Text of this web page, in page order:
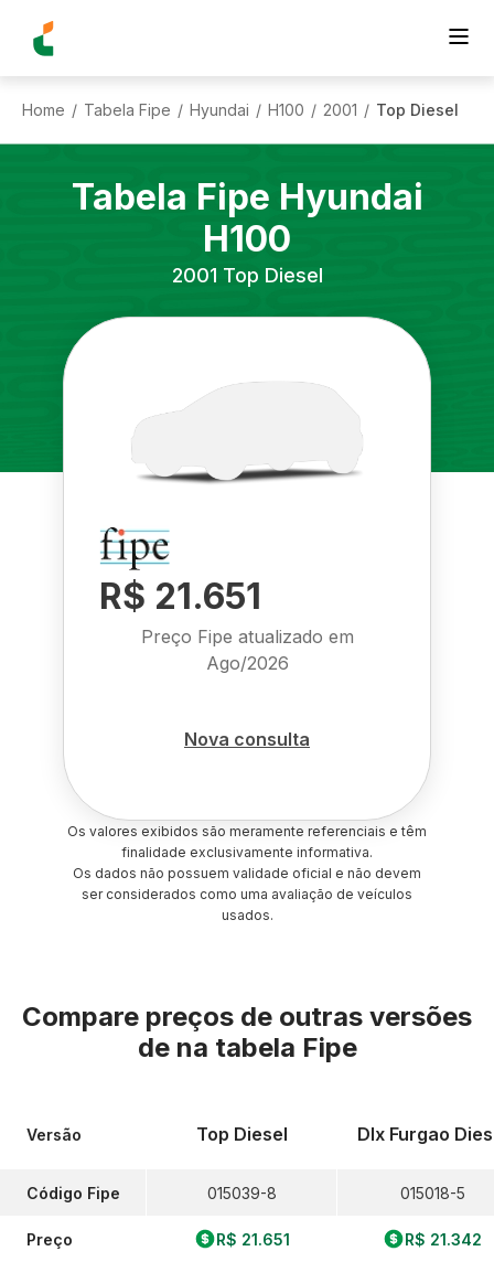
Home / Tabela Fipe / Hyundai / H100 / 2001 / Top Diesel
Tabela Fipe Hyundai
H100
2001 Top Diesel
R$ 21.651
Preço Fipe atualizado em
Ago/2026
Nova consulta
Os valores exibidos são meramente referenciais e têm
finalidade exclusivamente informativa.
Os dados não possuem validade oficial e não devem
ser considerados como uma avaliação de veículos
usados.
Compare preços de outras versões
de na tabela Fipe
Versão
Código Fipe
Preço
Top Diesel
015039-8
R$ 21.651
Dlx Furgao
015018-5
R$ 21.342